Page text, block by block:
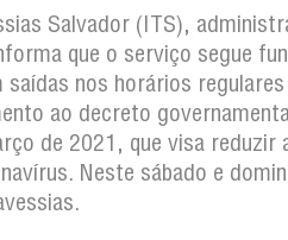
Salvador (ITS),
que o serviço segue
nos horários
ao decreto
de 2021, que visa reduzir
Neste sábado e